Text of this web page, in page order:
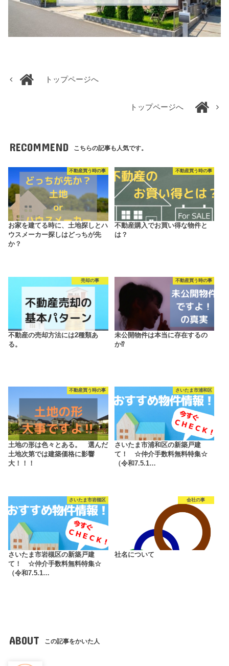
トップページへ
トップページへ
RECOMMEND こちらの記事も人気です。
不動産買う時の事
お家を建てる時に、土地探しとハ
ウスメーカー探しはどっちが先
か？
不動産買う時の事
不動産購入でお買い得な物件と
は？
売却の事
不動産の売却方法には2種類あ
る。
不動産買う時の事
未公開物件は本当に存在するの
か⁉
不動産買う時の事
土地の形は色々とある。 選んだ
土地次第では建築価格に影響
大！！！
さいたま市浦和区
さいたま市浦和区の新築戸建
て！ ☆仲介手数料無料特集☆
（令和7.5.1…
さいたま市岩槻区
さいたま市岩槻区の新築戸建
て！ ☆仲介手数料無料特集☆
（令和7.5.1…
会社の事
社名について
ABOUT この記事をかいた人